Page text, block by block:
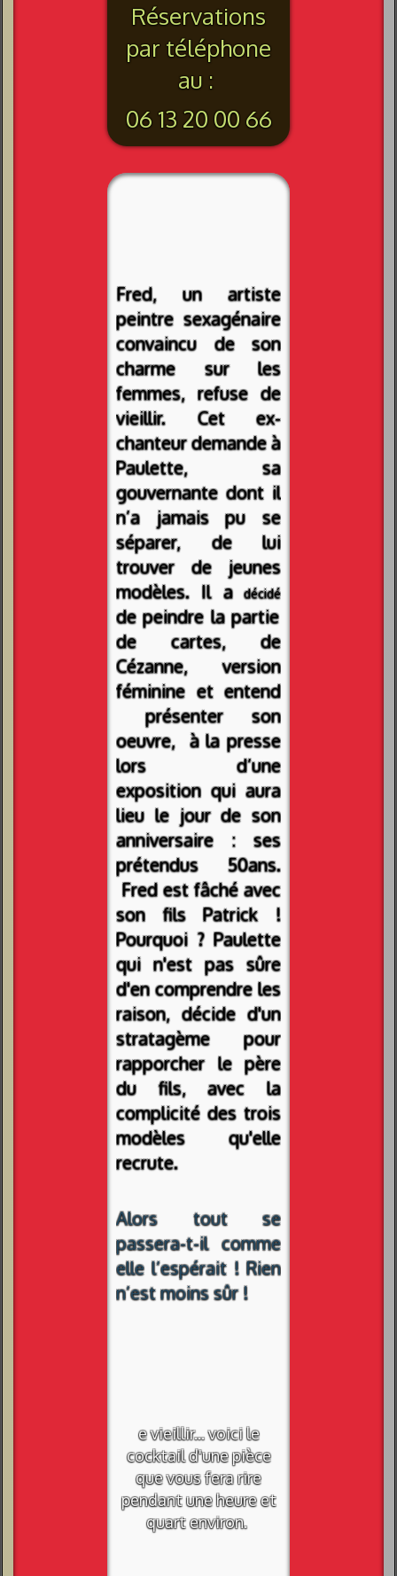
Réservations
par téléphone
au :
06 13 20 00 66
Fred, un artiste
peintre sexagénaire
convaincu de son
charme sur les
femmes, refuse de
vieillir. Cet ex-
chanteur demande à
Paulette, sa
gouvernante dont il
n’a jamais pu se
séparer, de lui
trouver de jeunes
modèles. Il adécidé
de peindre la partie
de cartes, de
Cézanne, version
féminine et entend
présenter son
oeuvre, à la presse
lors d’une
exposition qui aura
lieu le jour de son
anniversaire : ses
prétendus 50ans.
Fred est fâché avec
son fils Patrick !
Pourquoi ? Paulette
qui n'est pas sûre
d'en comprendre les
raison, décide d'un
stratagème pour
rapporcher le père
du fils, avec la
complicité des trois
modèles qu'elle
recrute.
Alors tout se
passera-t-il comme
elle l’espérait ! Rien
n’est moins sûr !
e vieillir... voici le
cocktail d'une pièce
que vous fera rire
pendant une heure et
quart environ.